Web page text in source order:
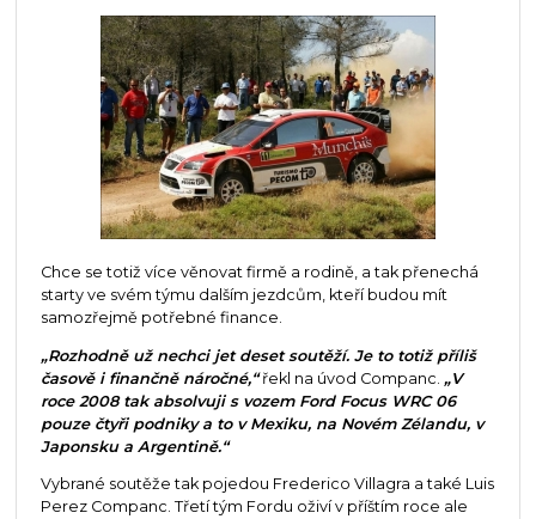
Chce se totiž více věnovat firmě a rodině, a tak přenechá
starty ve svém týmu dalším jezdcům, kteří budou mít
samozřejmě potřebné finance.
„Rozhodně už nechci jet deset soutěží. Je to totiž příliš
časově i finančně náročné,“řekl na úvod Companc. „V
roce 2008 tak absolvuji s vozem Ford Focus WRC 06
pouze čtyři podniky a to v Mexiku, na Novém Zélandu, v
Japonsku a Argentině.“
Vybrané soutěže tak pojedou Frederico Villagra a také Luis
Perez Companc. Třetí tým Fordu oživí v příštím roce ale